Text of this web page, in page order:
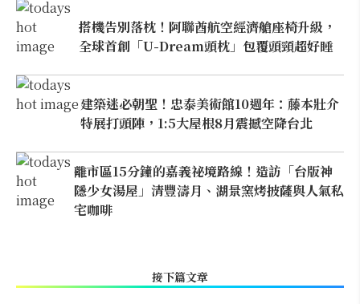
搭機告別落枕！阿聯酋航空經濟艙座椅升級，
全球首創「U-Dream頭枕」包覆頭頸超好睡
建築迷必朝聖！忠泰美術館10週年：藤本壯介
特展打頭陣，1:5大屋根8月震撼空降台北
離市區15分鐘的嘉義祕境路線！造訪「台版神
隱少女湯屋」清豐濤月、湖景窯烤披薩與人氣私
宅咖啡
接下篇文章